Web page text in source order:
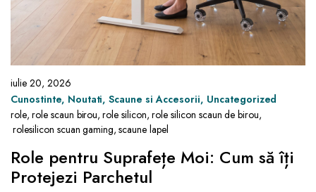
iulie 20, 2026
Cunostinte Noutati Scaune si Accesorii Uncategorized
role, role scaun birou, role silicon, role silicon scaun de birou,
rolesilicon scuan gaming, scaune lapel
Role pentru Suprafețe Moi: Cum să îți
Protejezi Parchetul